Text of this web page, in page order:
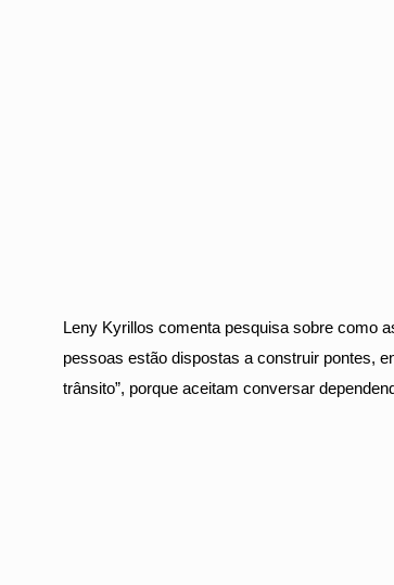
Leny Kyrillos comenta pesquisa sobre como
pessoas estão dispostas a construir pontes,
trânsito”, porque aceitam conversar